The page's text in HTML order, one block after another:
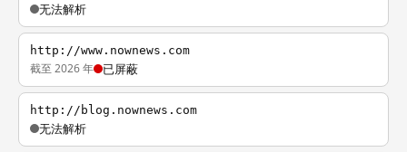
无法解析
http://www.nownews.com
截至 2026 年 已屏蔽
http://blog.nownews.com
无法解析